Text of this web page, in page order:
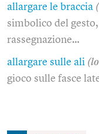
allargare le braccia
simbolico del
rassegnazione…
allargare sulle ali
gioco sulle fasce